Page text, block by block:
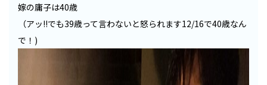
嫁の庸子は40歳
（アッ!!でも39歳って言わないと怒られます12/16で40歳なん
で！)